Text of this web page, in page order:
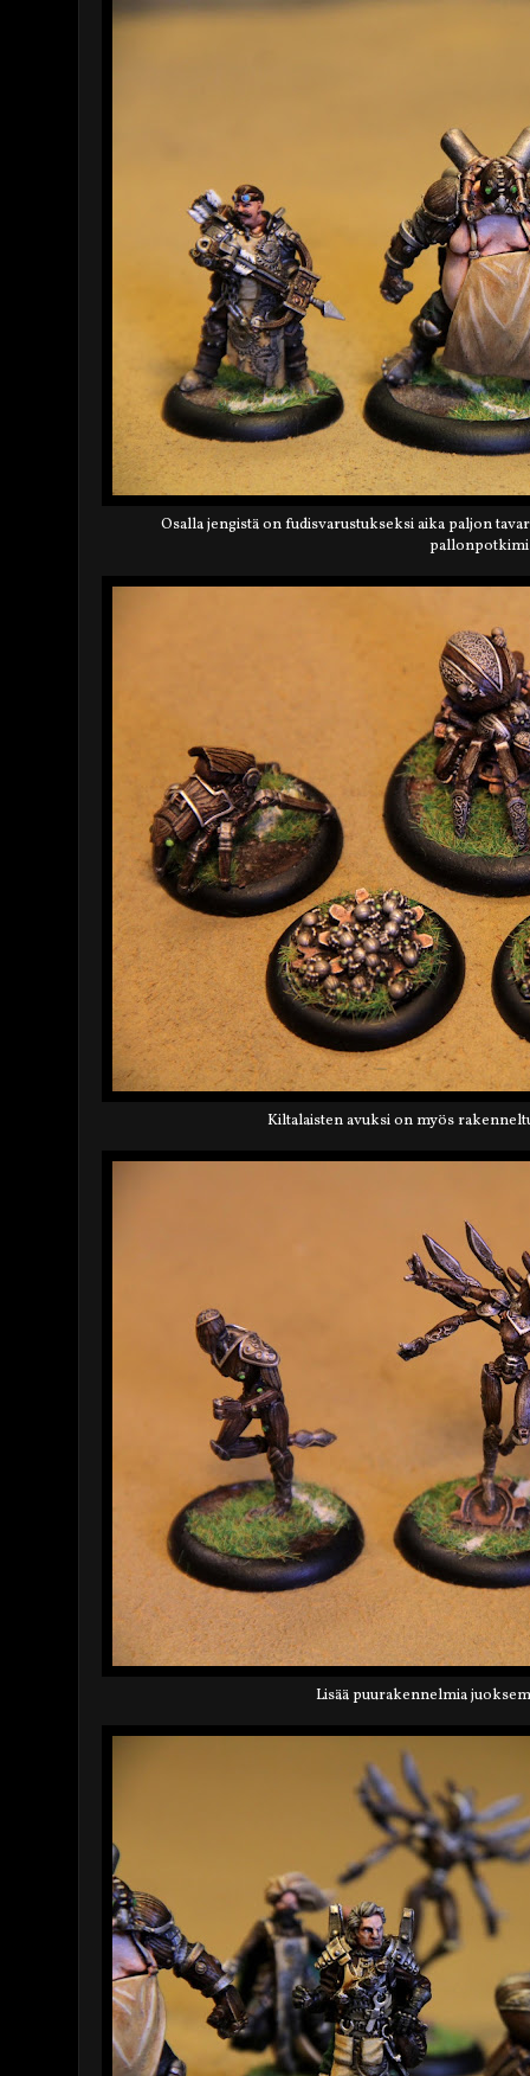
Osalla jengistä on fudisvarustukseksi aika paljon
Kiltalaisten avuksi on myös
Lisää puurakennelmia